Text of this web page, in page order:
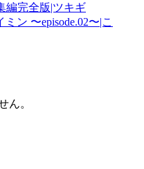
編完全版|ツキギ
ン 〜episode.02〜|こ
ん。